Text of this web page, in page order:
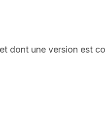
dont une version est